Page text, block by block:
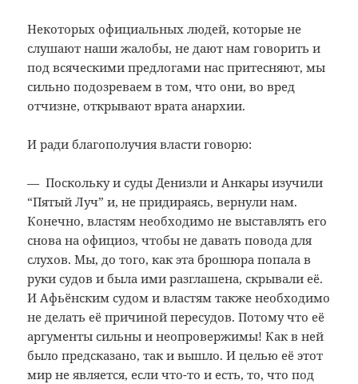
Некоторых официальных людей, которые не
слушают наши жалобы, не дают нам говорить и
под всяческими предлогами нас притесняют, мы
сильно подозреваем в том, что они, во вред
отчизне, открывают врата анархии.
И ради благополучия власти говорю:
— Поскольку и суды Денизли и Анкары изучили
“Пятый Луч” и, не придираясь, вернули нам.
Конечно, властям необходимо не выставлять его
снова на официоз, чтобы не давать повода для
слухов. Мы, до того, как эта брошюра попала в
руки судов и была ими разглашена, скрывали её.
И Афьёнским судом и властям также необходимо
не делать её причиной пересудов. Потому что её
аргументы сильны и неопровержимы! Как в ней
было предсказано, так и вышло. И целью её этот
мир не является, если что-то и есть, то, что под